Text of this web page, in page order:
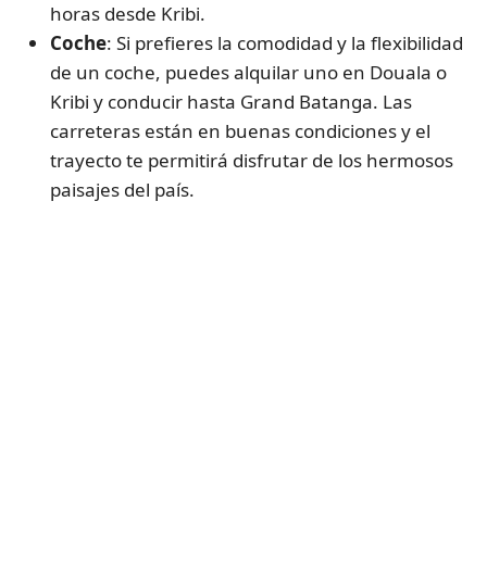
horas desde Kribi.
Coche: Si prefieres la comodidad y la flexibilidad
de un coche, puedes alquilar uno en Douala o
Kribi y conducir hasta Grand Batanga. Las
carreteras están en buenas condiciones y el
trayecto te permitirá disfrutar de los hermosos
paisajes del país.